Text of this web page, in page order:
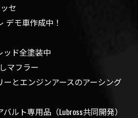
セ
デモ車作成中！
ッド全塗装中
マフラー
ーとエンジンアースのアーシング
ルト専用品（Lubross共同開発）